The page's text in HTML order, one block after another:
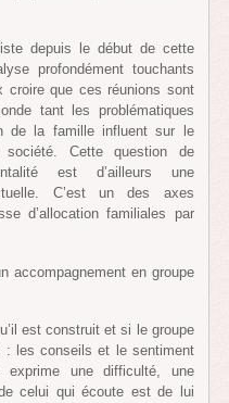
depuis le début de cette
profondément touchants
croire que ces réunions sont
tant les problématiques
de la famille influent sur le
Cette question de
est d’ailleurs une
C’est un des axes
d’allocation familiales par
accompagnement en groupe
est construit et si le groupe
: les conseils et le sentiment
exprime une difficulté, une
celui qui écoute est de lui